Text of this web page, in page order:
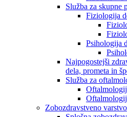
Služba za skupne
Fiziologija
Psihologija
Najpogostejši
dela, prometa in
Služba za
Zobozdravstveno varstvo